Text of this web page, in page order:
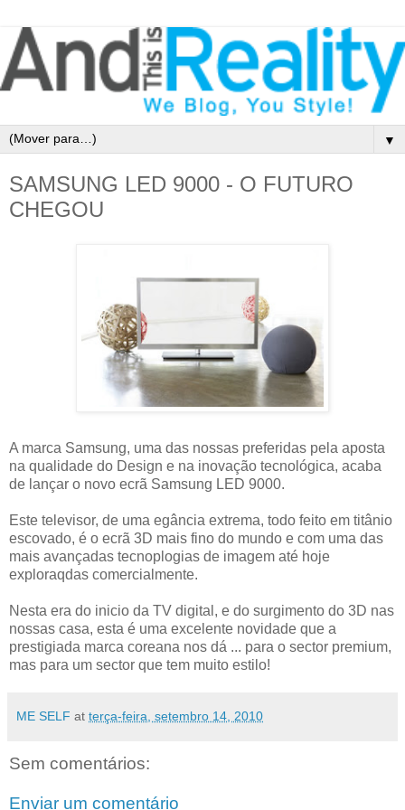
▼
SAMSUNG LED 9000 - O FUTURO
CHEGOU
A marca Samsung, uma das nossas preferidas pela aposta
na qualidade do Design e na inovação tecnológica, acaba
de lançar o novo ecrã Samsung LED 9000.
Este televisor, de uma egância extrema, todo feito em titânio
escovado, é o ecrã 3D mais fino do mundo e com uma das
mais avançadas tecnoplogias de imagem até hoje
exploraqdas comercialmente.
Nesta era do inicio da TV digital, e do surgimento do 3D nas
nossas casa, esta é uma excelente novidade que a
prestigiada marca coreana nos dá ... para o sector premium,
mas para um sector que tem muito estilo!
ME SELF at terça-feira, setembro 14, 2010
Sem comentários:
Enviar um comentário